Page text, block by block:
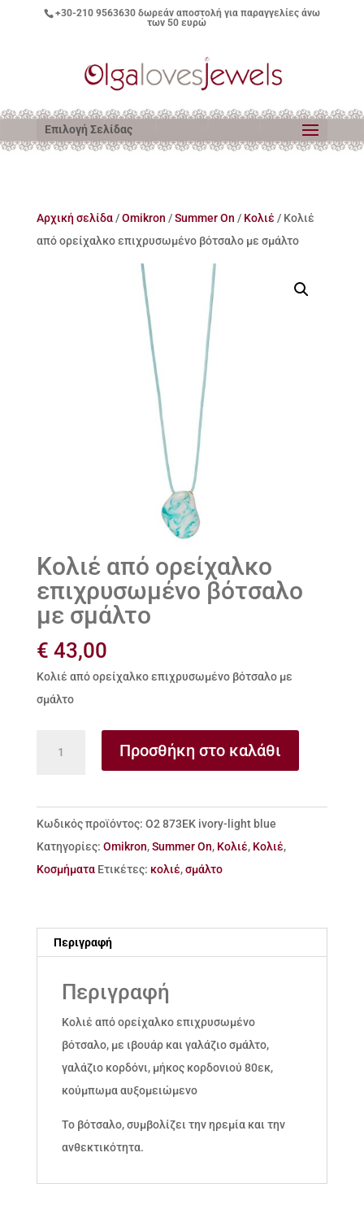
+30-210 9563630δωρεάν αποστολή για παραγγελίες άνω
των 50 ευρώ
Επιλογή Σελίδας
Αρχική σελίδα/Omikron /Summer On / Κολιέ / Κολιέ
από ορείχαλκο επιχρυσωμένο βότσαλο με σμάλτο
Κολιέ από ορείχαλκο
επιχρυσωμένο βότσαλο
με σμάλτο
€ 43,00
Κολιέ από ορείχαλκο επιχρυσωμένο βότσαλο με
σμάλτο
επιχρυσωμένο
βότσαλο
με
σμάλτο
Προσθήκη στο καλάθι
Κωδικός προϊόντος: Ο2 873ΕΚ ivory-light blue
Κατηγορίες: Omikron,Summer On, Κολιέ, Κολιέ,
Κοσμήματα Ετικέτες: κολιέ,σμάλτο
Περιγραφή
Περιγραφή
Κολιέ από ορείχαλκο επιχρυσωμένο
βότσαλο, με ιβουάρ και γαλάζιο σμάλτο,
γαλάζιο κορδόνι, μήκος κορδονιού 80εκ,
κούμπωμα αυξομειώμενο
Το βότσαλο, συμβολίζει την ηρεμία και την
ανθεκτικότητα.